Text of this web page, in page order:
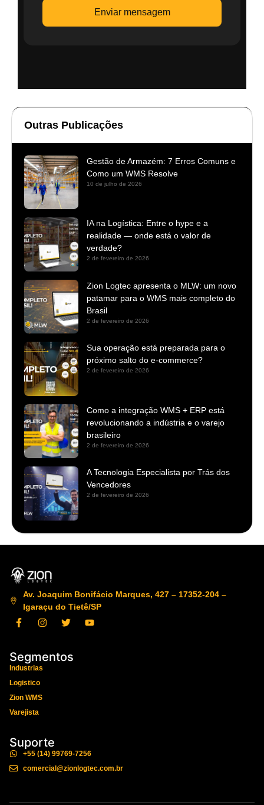
Enviar mensagem
Outras Publicações
Gestão de Armazém: 7 Erros Comuns e
Como um WMS Resolve
10 de julho de 2026
IA na Logística: Entre o hype e a
realidade — onde está o valor de
verdade?
2 de fevereiro de 2026
Zion Logtec apresenta o MLW: um novo
patamar para o WMS mais completo do
Brasil
2 de fevereiro de 2026
Sua operação está preparada para o
próximo salto do e-commerce?
2 de fevereiro de 2026
Como a integração WMS + ERP está
revolucionando a indústria e o varejo
brasileiro
2 de fevereiro de 2026
A Tecnologia Especialista por Trás dos
Vencedores
2 de fevereiro de 2026
Av. Joaquim Bonifácio Marques, 427 – 17352-204 –
Igaraçu do Tietê/SP
Segmentos
Industrias
Logistico
Zion WMS
Varejista
Suporte
+55 (14) 99769-7256
comercial@zionlogtec.com.br